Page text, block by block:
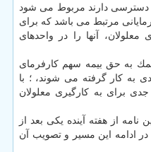
دسترسی دارند مربوط می شود
كارفرمایانی مرتبط می باشد كه برای
معلولان، آنها را در واحدهای
مربوط به كمك به حق بیمه سهم كارفرمای
به كار گرفته می شوند، ؛ با
برای به كارگیری معلولان
از هفته آینده یكی بعد از
ادامه این مسیر و تصویب آن